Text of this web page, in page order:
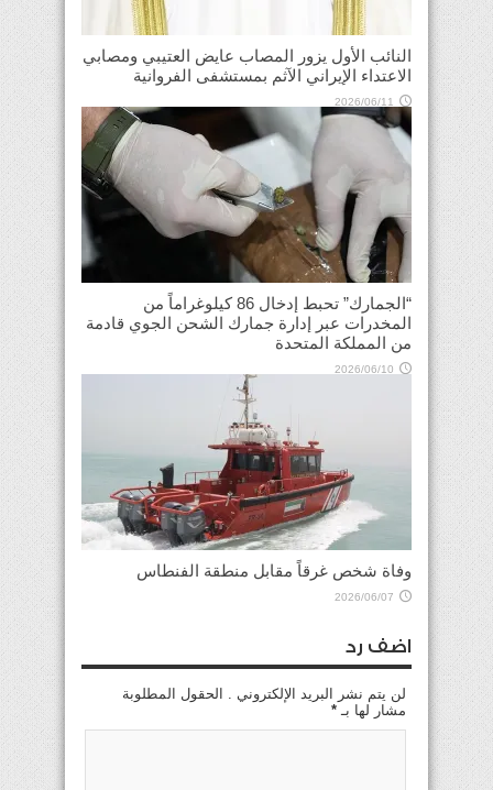
النائب الأول يزور المصاب عايض العتيبي ومصابي
الاعتداء الإيراني الآثم بمستشفى الفروانية
2026/06/11
“الجمارك” تحبط إدخال 86 كيلوغراماً من
المخدرات عبر إدارة جمارك الشحن الجوي قادمة
من المملكة المتحدة
2026/06/10
وفاة شخص غرقاً مقابل منطقة الفنطاس
2026/06/07
اضف رد
لن يتم نشر البريد الإلكتروني . الحقول المطلوبة
مشار لها بـ *